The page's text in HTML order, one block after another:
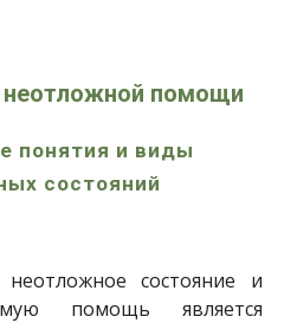
помощи
понятия и виды
состояний
состояние и
помощь является